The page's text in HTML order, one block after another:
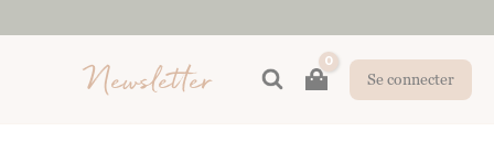
Newsletter RechercherSe connecter